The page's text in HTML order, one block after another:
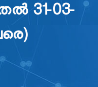
31-03-